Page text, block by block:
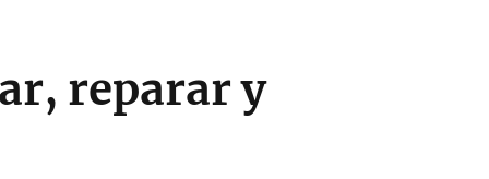
reparar y